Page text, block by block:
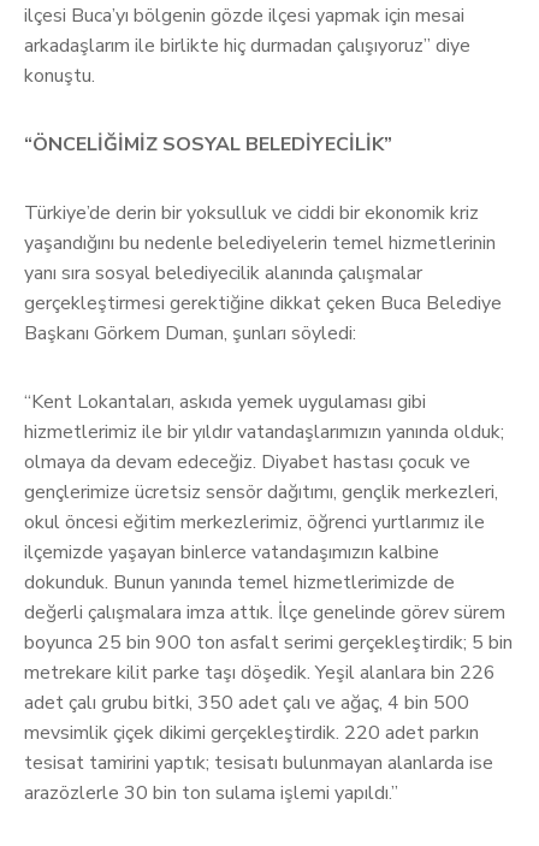
ilçesi Buca’yı bölgenin gözde ilçesi yapmak için mesai
arkadaşlarım ile birlikte hiç durmadan çalışıyoruz” diye
konuştu.
“ÖNCELİĞİMİZ SOSYAL BELEDİYECİLİK”
Türkiye’de derin bir yoksulluk ve ciddi bir ekonomik kriz
yaşandığını bu nedenle belediyelerin temel hizmetlerinin
yanı sıra sosyal belediyecilik alanında çalışmalar
gerçekleştirmesi gerektiğine dikkat çeken Buca Belediye
Başkanı Görkem Duman, şunları söyledi:
“Kent Lokantaları, askıda yemek uygulaması gibi
hizmetlerimiz ile bir yıldır vatandaşlarımızın yanında olduk;
olmaya da devam edeceğiz. Diyabet hastası çocuk ve
gençlerimize ücretsiz sensör dağıtımı, gençlik merkezleri,
okul öncesi eğitim merkezlerimiz, öğrenci yurtlarımız ile
ilçemizde yaşayan binlerce vatandaşımızın kalbine
dokunduk. Bunun yanında temel hizmetlerimizde de
değerli çalışmalara imza attık. İlçe genelinde görev sürem
boyunca 25 bin 900 ton asfalt serimi gerçekleştirdik; 5 bin
metrekare kilit parke taşı döşedik. Yeşil alanlara bin 226
adet çalı grubu bitki, 350 adet çalı ve ağaç, 4 bin 500
mevsimlik çiçek dikimi gerçekleştirdik. 220 adet parkın
tesisat tamirini yaptık; tesisatı bulunmayan alanlarda ise
arazözlerle 30 bin ton sulama işlemi yapıldı.”